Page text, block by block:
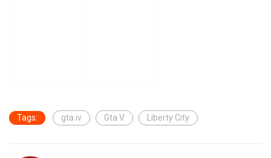
Tags: gta iv Gta V Liberty City